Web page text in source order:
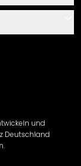
und
Deutschland